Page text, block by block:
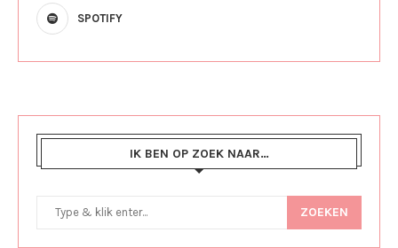
SPOTIFY
IK BEN OP ZOEK NAAR…
ZOEKEN